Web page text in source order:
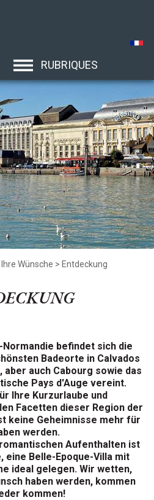
RUBRIQUES
Ihre Wünsche > Entdeckung
befindet sich die
Badeorte in Calvados
auch Cabourg sowie das
Pays d'Auge vereint.
Ihre Kurzurlaube und
Facetten dieser Region der
keine Geheimnisse mehr für
werden.
Aufenthalten ist
eine Belle-Epoque-Villa mit
ideal gelegen. Wir wetten,
haben werden, kommen
kommen!